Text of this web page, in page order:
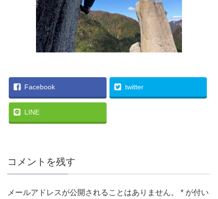
Facebook twitter
LINE
コメントを残す
メールアドレスが公開されることはありません。 * が付い